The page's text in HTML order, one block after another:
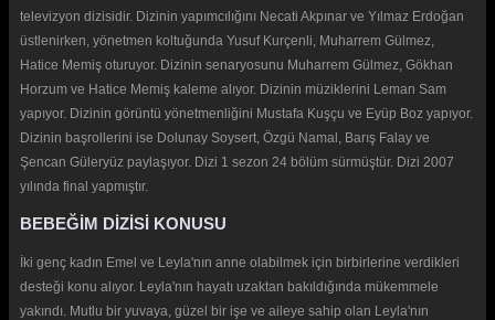
televizyon dizisidir. Dizinin yapımcılığını Necati Akpınar ve Yılmaz Erdoğan
üstlenirken, yönetmen koltuğunda Yusuf Kurçenli, Muharrem Gülmez,
Hatice Memiş oturuyor. Dizinin senaryosunu Muharrem Gülmez, Gökhan
Horzum ve Hatice Memiş kaleme alıyor. Dizinin müziklerini Leman Sam
yapıyor. Dizinin görüntü yönetmenliğini Mustafa Kuşçu ve Eyüp Boz yapıyor.
Dizinin başrollerini ise Dolunay Soysert, Özgü Namal, Barış Falay ve
Şencan Güleryüz paylaşıyor. Dizi 1 sezon 24 bölüm sürmüştür. Dizi 2007
yılında final yapmıştır.
BEBEĞİM DİZİSİ KONUSU
İki genç kadın Emel ve Leyla'nın anne olabilmek için birbirlerine verdikleri
desteği konu alıyor. Leyla'nın hayatı uzaktan bakıldığında mükemmele
yakındı. Mutlu bir yuvaya, güzel bir işe ve aileye sahip olan Leyla'nın